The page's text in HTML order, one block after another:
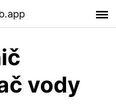
vody